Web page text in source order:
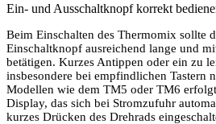
Ein- und Ausschaltknopf korrekt
Beim Einschalten des Thermomix sollte
Einschaltknopf ausreichend lange und
betätigen. Kurzes Antippen oder ein zu
insbesondere bei empfindlichen Tastern
Modellen wie dem TM5 oder TM6
Display, das sich bei Stromzufuhr
kurzes Drücken des Drehrads